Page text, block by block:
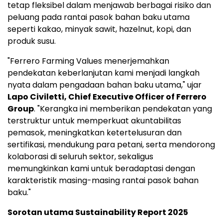
tetap fleksibel dalam menjawab berbagai risiko dan
peluang pada rantai pasok bahan baku utama
seperti kakao, minyak sawit, hazelnut, kopi, dan
produk susu.
"Ferrero Farming Values menerjemahkan
pendekatan keberlanjutan kami menjadi langkah
nyata dalam pengadaan bahan baku utama," ujar
Lapo Civiletti, Chief Executive Officer of Ferrero
Group. "Kerangka ini memberikan pendekatan yang
terstruktur untuk memperkuat akuntabilitas
pemasok, meningkatkan ketertelusuran dan
sertifikasi, mendukung para petani, serta mendorong
kolaborasi di seluruh sektor, sekaligus
memungkinkan kami untuk beradaptasi dengan
karakteristik masing-masing rantai pasok bahan
baku."
Sorotan utama Sustainability Report 2025